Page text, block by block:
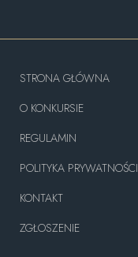
STRONA GŁÓWNA
O KONKURSIE
REGULAMIN
POLITYKA PRYWATNOŚCI
KONTAKT
ZGŁOSZENIE